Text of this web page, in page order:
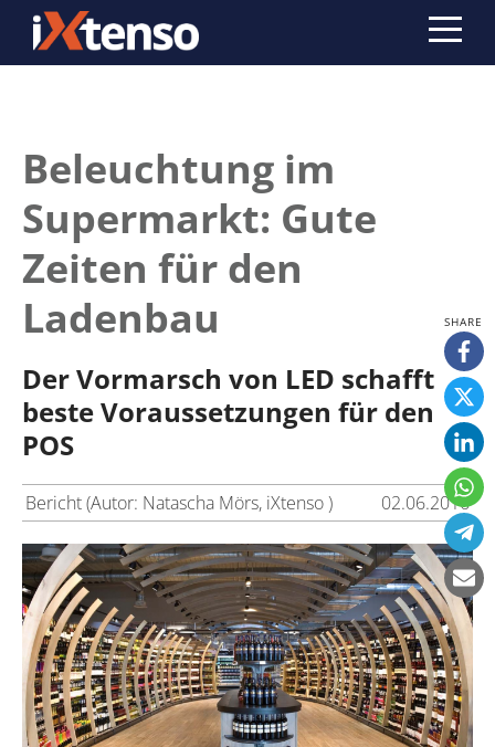
Beleuchtung im
Supermarkt: Gute
Zeiten für den
Ladenbau
Der Vormarsch von LED schafft
beste Voraussetzungen für den
POS
Bericht (Autor: Natascha Mörs, iXtenso ) 02.06.2016